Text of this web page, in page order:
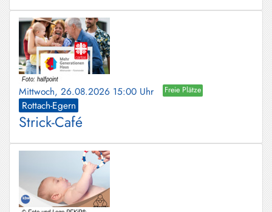
Mittwoch, 26.08.2026 15:00 Uhr Freie Plätze
Rottach-Egern
Strick-Café